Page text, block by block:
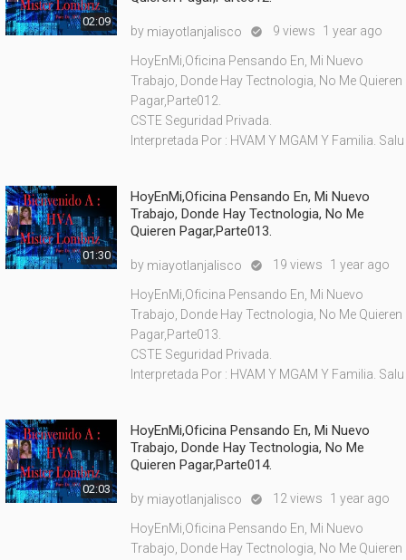
02:09
by miayotlanjalisco  9 views 1 year ago
HoyEnMi,Oficina Pensando En, Mi Nuevo
Trabajo, Donde Hay Tectnologia, No Me Quieren
Pagar,Parte012.
CSTE Seguridad Privada.
Interpretada Por : HVAM Y MGAM Y Familia. Salu
01:30
HoyEnMi,Oficina Pensando En, Mi Nuevo
Trabajo, Donde Hay Tectnologia, No Me
Quieren Pagar,Parte013.
by miayotlanjalisco  19 views 1 year ago
HoyEnMi,Oficina Pensando En, Mi Nuevo
Trabajo, Donde Hay Tectnologia, No Me Quieren
Pagar,Parte013.
CSTE Seguridad Privada.
Interpretada Por : HVAM Y MGAM Y Familia. Salu
02:03
HoyEnMi,Oficina Pensando En, Mi Nuevo
Trabajo, Donde Hay Tectnologia, No Me
Quieren Pagar,Parte014.
by miayotlanjalisco  12 views 1 year ago
HoyEnMi,Oficina Pensando En, Mi Nuevo
Trabajo, Donde Hay Tectnologia, No Me Quieren